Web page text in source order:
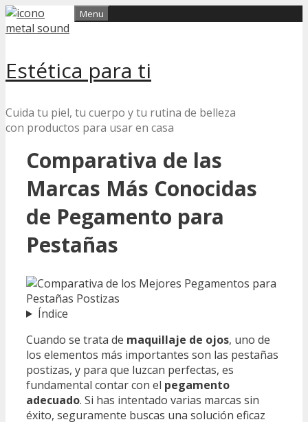
Skip
to
Estética para ti
Cuida tu piel, tu cuerpo y tu rutina de belleza
con productos para usar en casa
Menu
Comparativa de las
Marcas Más Conocidas
de Pegamento para
Pestañas
Índice
Cuando se trata de maquillaje de ojos, uno de
los elementos más importantes son las pestañas
postizas, y para que luzcan perfectas, es
fundamental contar con el pegamento
adecuado. Si has intentado varias marcas sin
éxito, seguramente buscas una solución eficaz